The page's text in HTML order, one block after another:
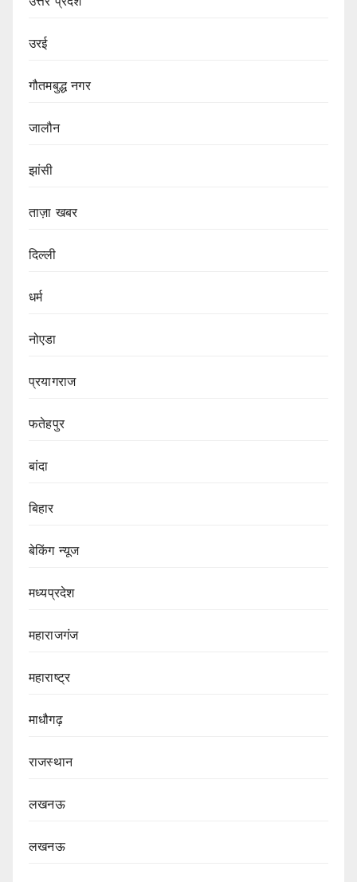
उरई
गौतमबुद्ध नगर
जालौन
झांसी
ताज़ा खबर
दिल्ली
धर्म
नोएडा
प्रयागराज
फतेहपुर
बांदा
बिहार
बेकिंग न्यूज
मध्यप्रदेश
महाराजगंज
महाराष्ट्र
माधौगढ़
राजस्थान
लखनऊ
लखनऊ